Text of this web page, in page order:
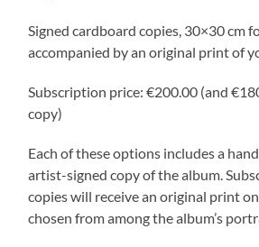
Signed cardboard copies, 30×30 cm
accompanied by an original print of
Subscription price: €200.00 (and
copy)
Each of these options includes a
artist-signed copy of the album.
copies will receive an original print
chosen from among the album’s